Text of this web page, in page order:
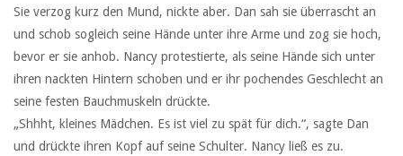
Sie verzog kurz den Mund, nickte aber. Dan sah sie überrascht an
und schob sogleich seine Hände unter ihre Arme und zog sie hoch,
bevor er sie anhob. Nancy protestierte, als seine Hände sich unter
ihren nackten Hintern schoben und er ihr pochendes Geschlecht an
seine festen Bauchmuskeln drückte.
„Shhht, kleines Mädchen. Es ist viel zu spät für dich.“, sagte Dan
und drückte ihren Kopf auf seine Schulter. Nancy ließ es zu.